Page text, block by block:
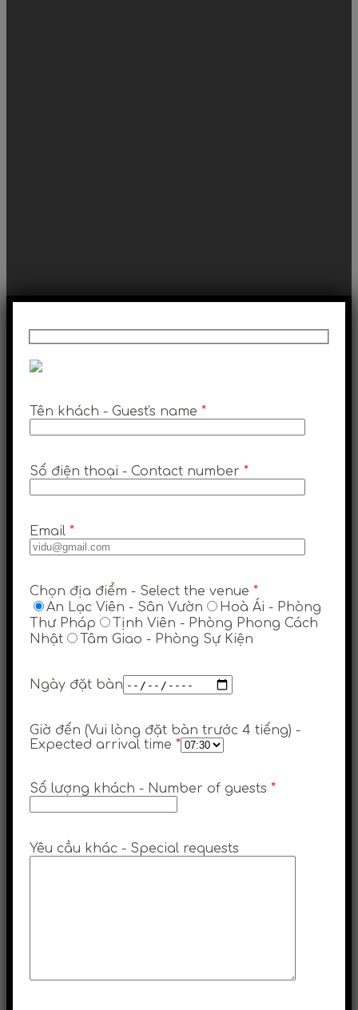
Tên khách - Guest's name *
Số điện thoại - Contact number *
Email *
Chọn địa điểm - Select the venue *
An Lạc Viên - Sân Vườn
Hoà Ái - Phòng
Thư Pháp
Tịnh Viên - Phòng Phong Cách
Nhật
Tâm Giao - Phòng Sự Kiện
Ngày đặt bàn
Giờ đến (Vui lòng đặt bàn trước 4 tiếng) -
Expected arrival time *
Số lượng khách - Number of guests *
Yêu cầu khác - Special requests